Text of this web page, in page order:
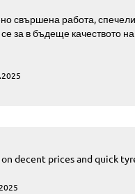
свършена работа,
за в бъдеще качеството на
decent prices and quick